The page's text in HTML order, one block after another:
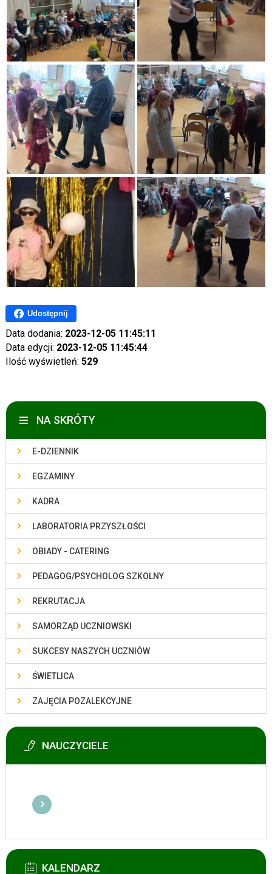
Udostępnij
Data dodania: 2023-12-05 11:45:11
Data edycji: 2023-12-05 11:45:44
Ilość wyświetleń: 529
NA SKRÓTY
E-DZIENNIK
EGZAMINY
KADRA
LABORATORIA PRZYSZŁOŚCI
OBIADY - CATERING
PEDAGOG/PSYCHOLOG SZKOLNY
REKRUTACJA
SAMORZĄD UCZNIOWSKI
SUKCESY NASZYCH UCZNIÓW
ŚWIETLICA
ZAJĘCIA POZALEKCYJNE
NAUCZYCIELE
KALENDARZ